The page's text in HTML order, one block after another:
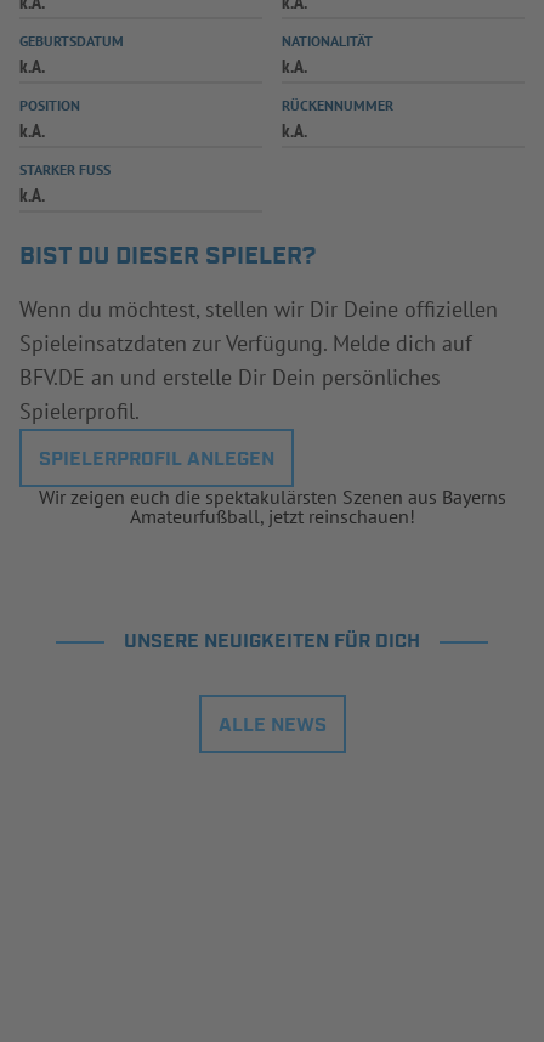
SPIELPLUS
GEBURTSDATUM
k.A.
NATIONALITÄT
k.A.
POSITION
k.A.
RÜCKENNUMMER
k.A.
STARKER FUSS
k.A.
BIST DU DIESER SPIELER?
Wenn du möchtest, stellen wir Dir Deine offiziellen
Spieleinsatzdaten zur Verfügung. Melde dich auf
BFV.DE an und erstelle Dir Dein persönliches
Spielerprofil.
SPIELERPROFIL ANLEGEN
Wir zeigen euch die spektakulärsten Szenen aus Bayerns
Amateurfußball, jetzt reinschauen!
UNSERE NEUIGKEITEN FÜR DICH
ALLE NEWS